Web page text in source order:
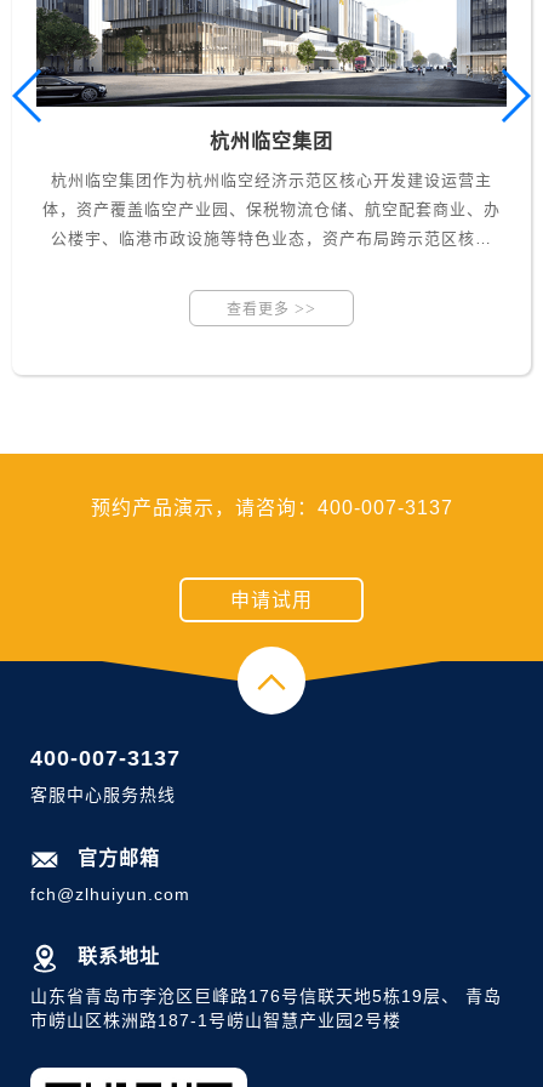
杭州临空集团
杭州临空集团作为杭州临空经济示范区核心开发建设运营主
体，资产覆盖临空产业园、保税物流仓储、航空配套商业、办
公楼宇、临港市政设施等特色业态，资产布局跨示范区核心
等不同业务。集团原有资产管理模式面临临
查看更多 >>
预约产品演示，请咨询：400-007-3137
申请试用
400-007-3137
客服中心服务热线
官方邮箱
fch@zlhuiyun.com
联系地址
山东省青岛市李沧区巨峰路176号信联天地5栋19层、 青岛
市崂山区株洲路187-1号崂山智慧产业园2号楼